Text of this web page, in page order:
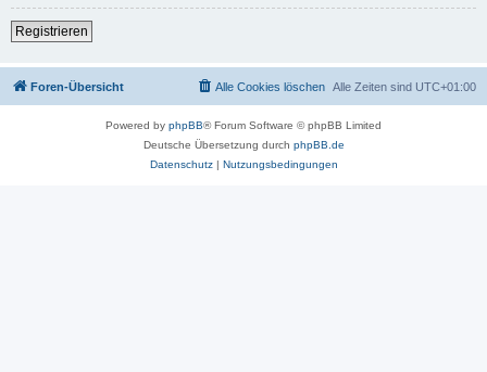
Registrieren
Foren-Übersicht Alle Zeiten sind UTC+01:00
Alle Cookies löschen
Powered by phpBB® Forum Software © phpBB Limited
Deutsche Übersetzung durch phpBB.de
Datenschutz| Nutzungsbedingungen